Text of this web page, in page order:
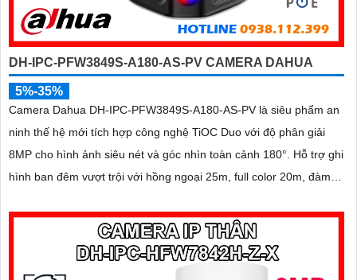
DH-IPC-PFW3849S-A180-AS-PV CAMERA DAHUA
5%-35%
Camera Dahua DH-IPC-PFW3849S-A180-AS-PV là siêu phẩm an
ninh thế hệ mới tích hợp công nghệ TiOC Duo với độ phân giải
8MP cho hình ảnh siêu nét và góc nhìn toàn cảnh 180°. Hỗ trợ ghi
hình ban đêm vượt trội với hồng ngoại 25m, full color 20m, đàm
nhu cầu lưu trữ dài hạn, thiết kế chuẩn IP67 chống bụi nước, cấp